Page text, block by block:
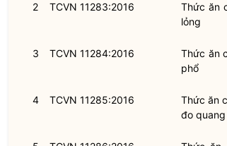
2 TCVN 11283:2016
Thức ăn
lỏng
3 TCVN 11284:2016
Thức ăn
phổ
4 TCVN 11285:2016
Thức ăn
đo